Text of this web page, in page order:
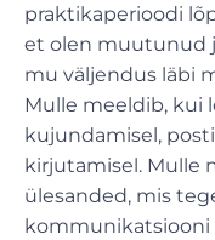
praktikaperioodi
et olen muutunud
mu väljendus läbi
Mulle meeldib, kui
kujundamisel,
kirjutamisel. Mulle
ülesanded, mis
kommunikatsiooni